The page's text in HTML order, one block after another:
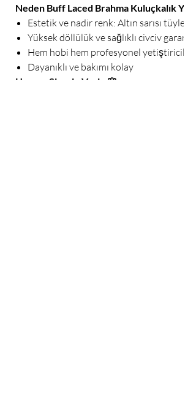
Neden Buff Laced Brahma Kuluçkalık
Estetik ve nadir renk: Altın sarısı tüyler
Yüksek döllülük ve sağlıklı civciv garantisi
Hem hobi hem profesyonel yetiştiricilik
Dayanıklı ve bakımı kolay
Hemen Sipariş Verin 🌸